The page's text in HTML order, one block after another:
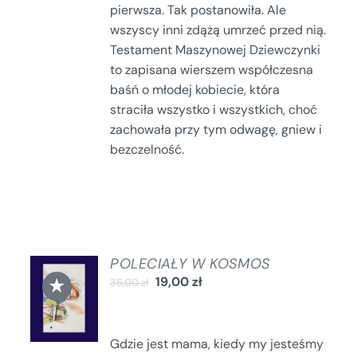
pierwsza. Tak postanowiła. Ale
wszyscy inni zdążą umrzeć przed nią.
Testament Maszynowej Dziewczynki
to zapisana wierszem współczesna
baśń o młodej kobiecie, która
straciła wszystko i wszystkich, choć
zachowała przy tym odwagę, gniew i
bezczelność.
★
DODAJ
DO
KOSZYKA
/
SZCZEGÓŁY
POLECIAŁY W KOSMOS
36,00zł 19,00zł
Gdzie jest mama, kiedy my jesteśmy